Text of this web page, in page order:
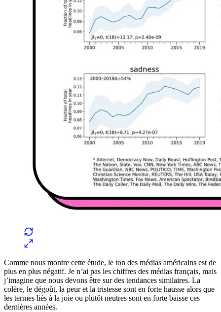
Comme nous montre cette étude, le ton des médias américains est de
plus en plus négatif. Je n’ai pas les chiffres des médias français, mais
j’imagine que nous devons être sur des tendances similaires. La
colère, le dégoût, la peur et la tristesse sont en forte hausse alors que
les termes liés à la joie ou plutôt neutres sont en forte baisse ces
dernières années.